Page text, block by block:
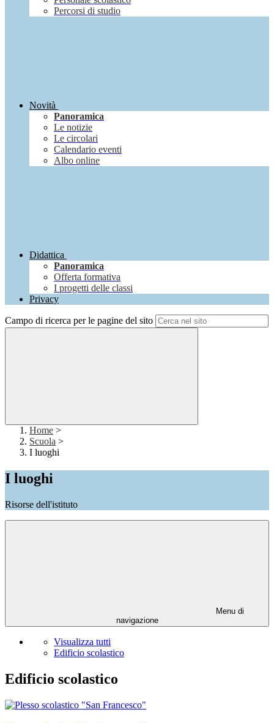
Percorsi di studio
Novità
Panoramica
Le notizie
Le circolari
Calendario eventi
Albo online
Didattica
Panoramica
Offerta formativa
I progetti delle classi
Privacy
Campo di ricerca per le pagine del sito
Home >
Scuola >
I luoghi
I luoghi
Risorse dell'istituto
Menu di
navigazione
Visualizza tutti
Edificio scolastico
Edificio scolastico